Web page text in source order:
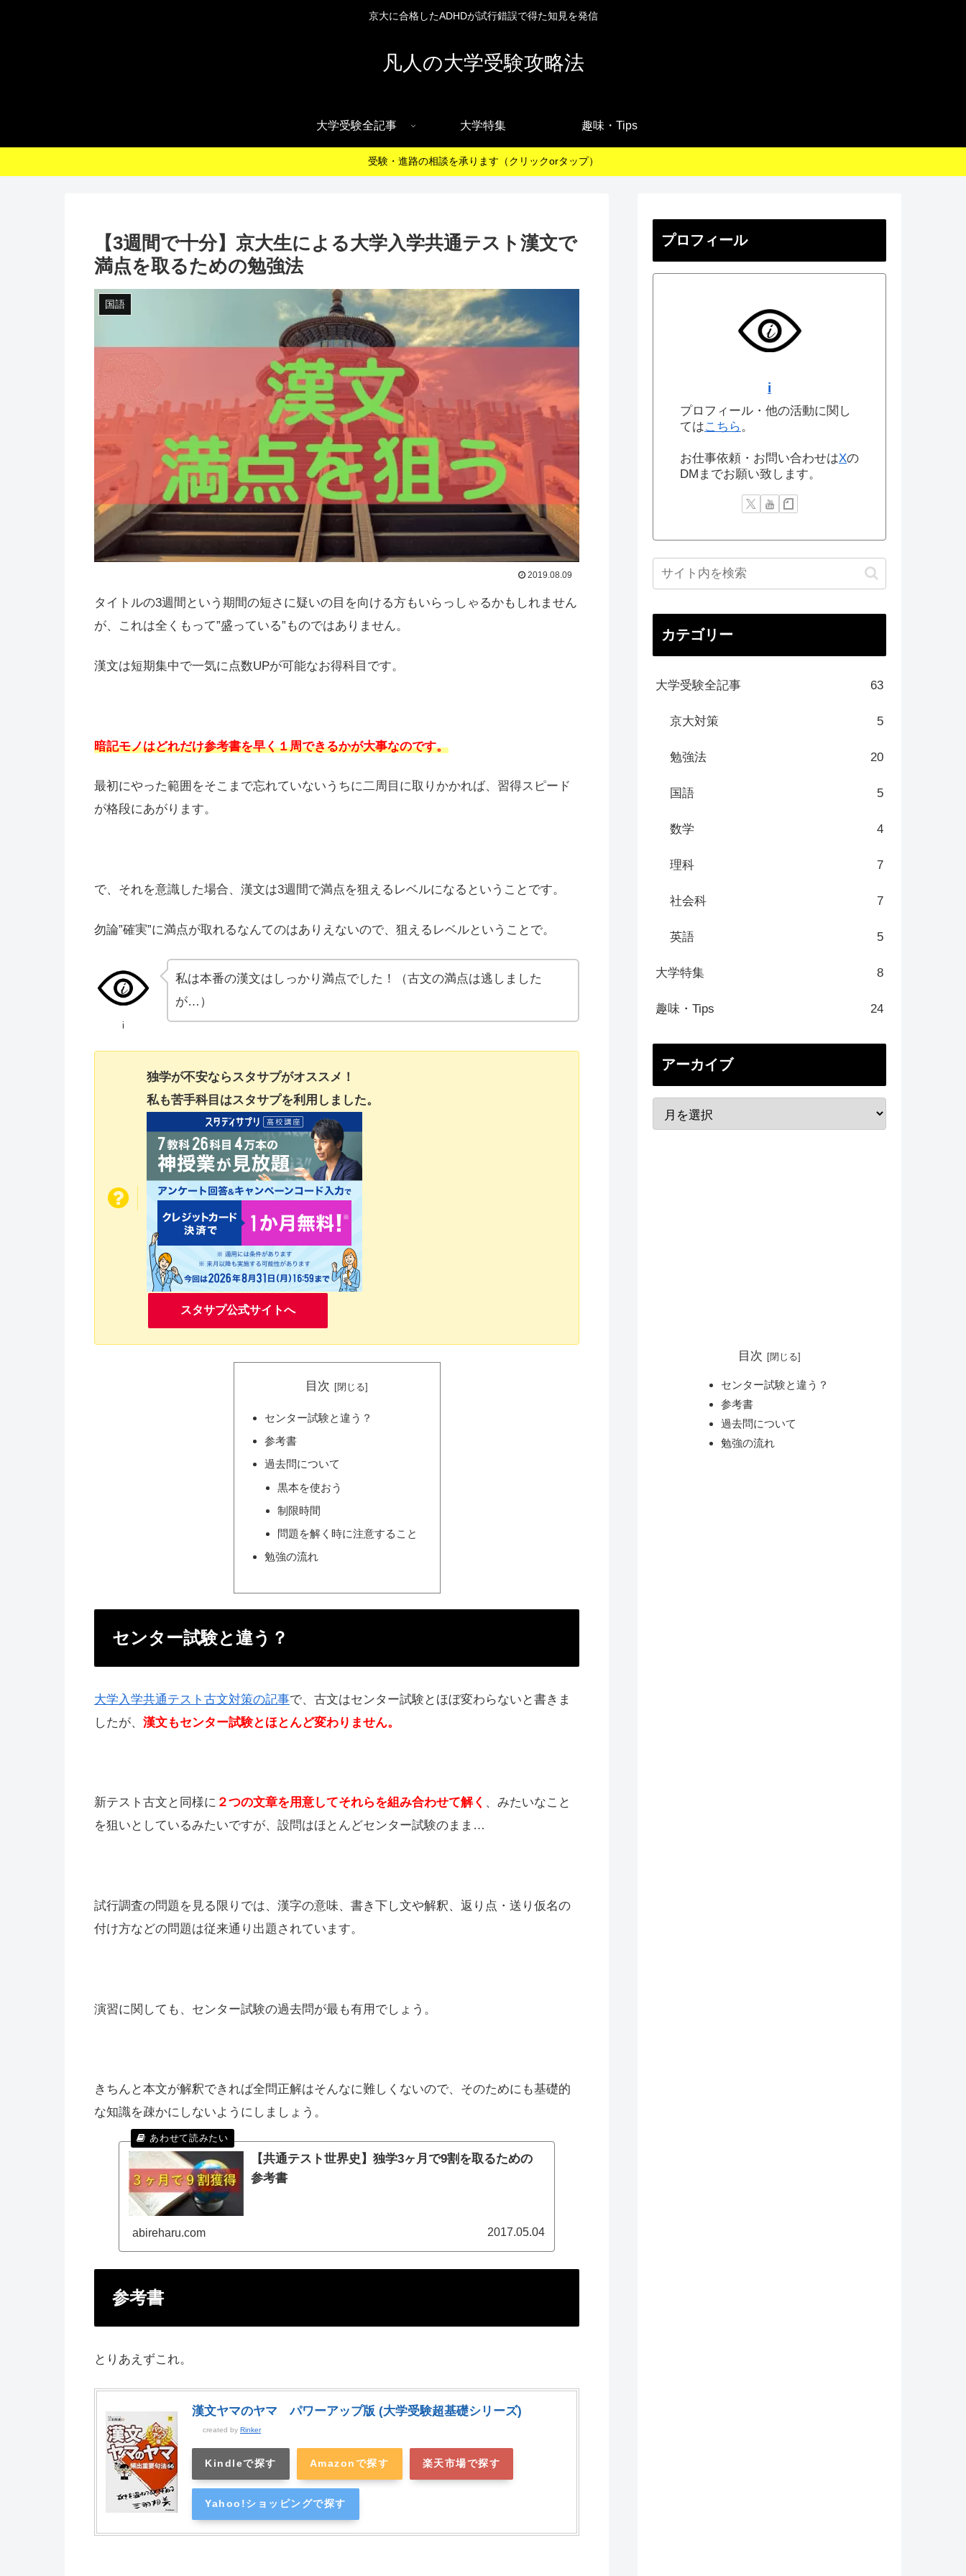
京大に合格したADHDが試行錯誤で得た知見を発信
凡人の大学受験攻略法
大学受験全記事 大学特集 趣味・Tips
受験・進路の相談を承ります（クリックorタップ）
【3週間で十分】京大生による大学入学共通テスト漢文で
満点を取るための勉強法
国語
2019.08.09
タイトルの3週間という期間の短さに疑いの目を向ける方もいらっしゃるかもしれません
が、これは全くもって”盛っている”ものではありません。
漢文は短期集中で一気に点数UPが可能なお得科目です。
暗記モノはどれだけ参考書を早く１周できるかが大事なのです。
最初にやった範囲をそこまで忘れていないうちに二周目に取りかかれば、習得スピード
が格段にあがります。
で、それを意識した場合、漢文は3週間で満点を狙えるレベルになるということです。
勿論”確実”に満点が取れるなんてのはありえないので、狙えるレベルということで。
i
私は本番の漢文はしっかり満点でした！（古文の満点は逃しました
が…）
独学が不安ならスタサプがオススメ！
私も苦手科目はスタサプを利用しました。
スタサプ公式サイトへ
目次
センター試験と違う？
参考書
過去問について
黒本を使おう
制限時間
問題を解く時に注意すること
勉強の流れ
センター試験と違う？
大学入学共通テスト古文対策の記事で、古文はセンター試験とほぼ変わらないと書きま
したが、 漢文もセンター試験とほとんど変わりません。
新テスト古文と同様に ２つの文章を用意してそれらを組み合わせて解く 、みたいなこと
を狙いとしているみたいですが、設問はほとんどセンター試験のまま…
試行調査の問題を見る限りでは、漢字の意味、書き下し文や解釈、返り点・送り仮名の
付け方などの問題は従来通り出題されています。
演習に関しても、センター試験の過去問が最も有用でしょう。
きちんと本文が解釈できれば全問正解はそんなに難しくないので、そのためにも基礎的
な知識を疎かにしないようにしましょう。
【共通テスト世界史】独学3ヶ月で9割を取るための
参考書
abireharu.com 2017.05.04
参考書
とりあえずこれ。
漢文ヤマのヤマ パワーアップ版 (大学受験超基礎シリーズ)
created by Rinker
Kindleで探す Amazonで探す 楽天市場で探す
Yahoo!ショッピングで探す
プロフィール
i
プロフィール・他の活動に関し
てはこちら 。
お仕事依頼・お問い合わせはXの
DMまでお願い致します。
カテゴリー
大学受験全記事 63
京大対策 5
勉強法 20
国語 5
数学 4
理科 7
社会科 7
英語 5
大学特集 8
趣味・Tips 24
アーカイブ
目次
センター試験と違う？
参考書
過去問について
勉強の流れ